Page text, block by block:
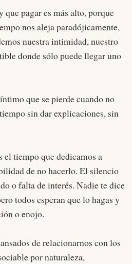
que pagar es más alto, porque
nos aleja paradójicamente,
nuestra intimidad, nuestro
donde sólo puede llegar uno
que se pierde cuando no
sin dar explicaciones, sin
el tiempo que dedicamos a
de no hacerlo. El silencio
o falta de interés. Nadie te dice
todos esperan que lo hagas y
o enojo.
de relacionarnos con los
por naturaleza,